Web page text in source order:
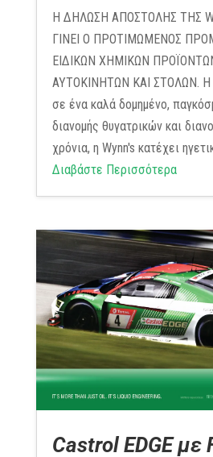
Η ΔΗΛΩΣΗ ΑΠΟΣΤΟΛΗΣ ΤΗΣ
ΓΙΝΕΙ Ο ΠΡΟΤΙΜΩΜΕΝΟΣ
ΕΙΔΙΚΩΝ ΧΗΜΙΚΩΝ
ΑΥΤΟΚΙΝΗΤΩΝ ΚΑΙ ΣΤΟΛΩΝ. Η
σε ένα καλά δομημένο,
διανομής θυγατρικών και
χρόνια, η Wynn's κατέχει
Διαβάστε Περισσότερα
Castrol EDGE με